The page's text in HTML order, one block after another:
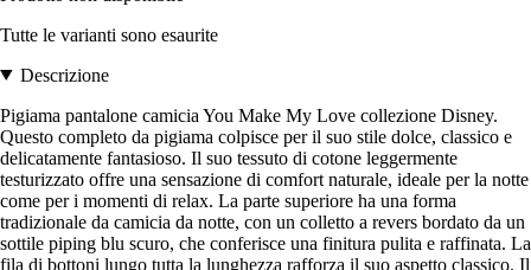
Tutte le varianti sono esaurite
Descrizione
Pigiama pantalone camicia You Make My Love collezione Disney.
Questo completo da pigiama colpisce per il suo stile dolce, classico e
delicatamente fantasioso. Il suo tessuto di cotone leggermente
testurizzato offre una sensazione di comfort naturale, ideale per la notte
come per i momenti di relax. La parte superiore ha una forma
tradizionale da camicia da notte, con un colletto a revers bordato da un
sottile piping blu scuro, che conferisce una finitura pulita e raffinata. La
fila di bottoni lungo tutta la lunghezza rafforza il suo aspetto classico. Il